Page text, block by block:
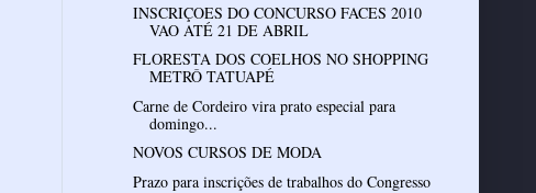
INSCRIÇOES DO CONCURSO FACES 2010
VAO ATÉ 21 DE ABRIL
FLORESTA DOS COELHOS NO SHOPPING
METRÔ TATUAPÉ
Carne de Cordeiro vira prato especial para
domingo...
NOVOS CURSOS DE MODA
Prazo para inscrições de trabalhos do Congresso